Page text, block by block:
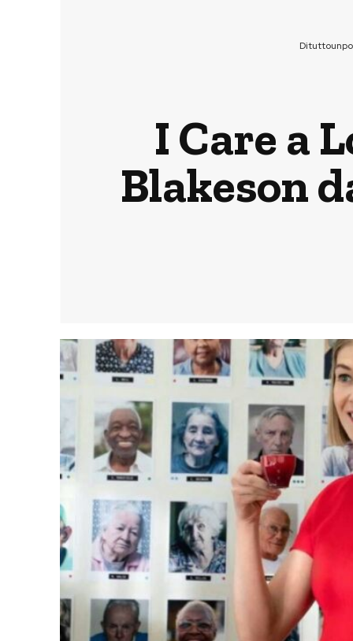
I Care a
Blakeson